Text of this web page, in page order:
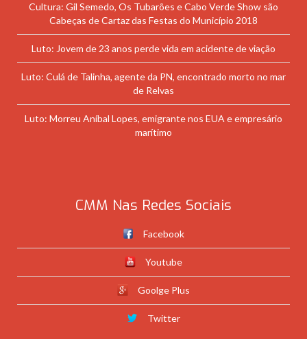
Cultura: Gil Semedo, Os Tubarões e Cabo Verde Show são
Cabeças de Cartaz das Festas do Município 2018
Luto: Jovem de 23 anos perde vida em acidente de viação
Luto: Culá de Talinha, agente da PN, encontrado morto no mar
de Relvas
Luto: Morreu Aníbal Lopes, emigrante nos EUA e empresário
marítimo
CMM Nas Redes Sociais
Facebook
Youtube
Goolge Plus
Twitter